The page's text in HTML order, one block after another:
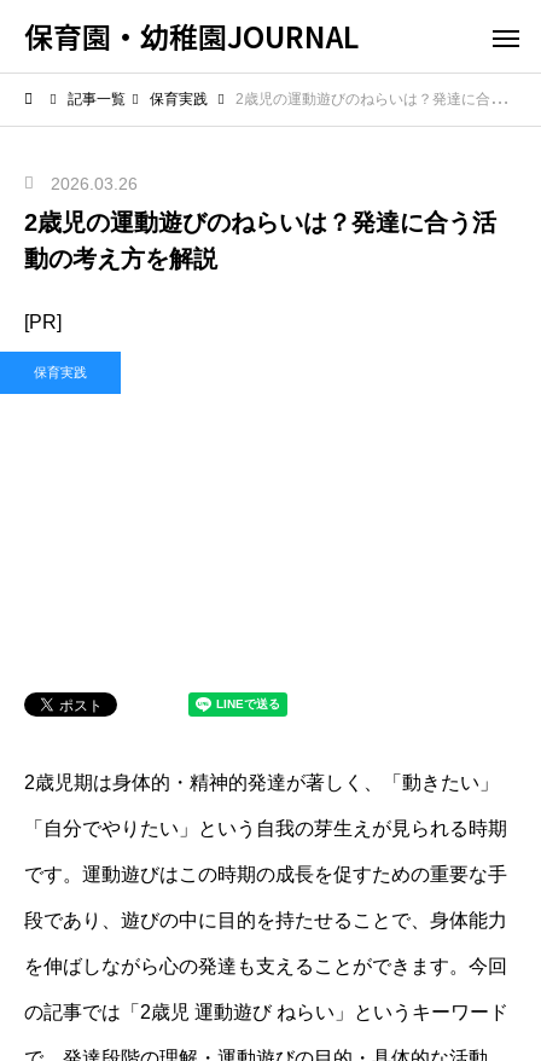
保育園・幼稚園JOURNAL
記事一覧 保育実践 2歳児の運動遊びのねらいは？発達に合う活動の考え方を解説
2026.03.26
2歳児の運動遊びのねらいは？発達に合う活
動の考え方を解説
[PR]
保育実践
2歳児期は身体的・精神的発達が著しく、「動きたい」
「自分でやりたい」という自我の芽生えが見られる時期
です。運動遊びはこの時期の成長を促すための重要な手
段であり、遊びの中に目的を持たせることで、身体能力
を伸ばしながら心の発達も支えることができます。今回
の記事では「2歳児 運動遊び ねらい」というキーワード